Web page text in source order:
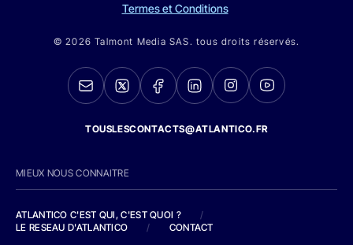
Termes et Conditions
© 2026 Talmont Media SAS. tous droits réservés.
TOUSLESCONTACTS@ATLANTICO.FR
MIEUX NOUS CONNAITRE
ATLANTICO C'EST QUI, C'EST QUOI ?
/
LE RESEAU D'ATLANTICO
/ CONTACT